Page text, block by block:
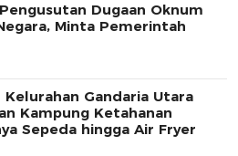
Dugaan Oknum
Minta Pemerintah
Kelurahan Gandaria Utara
Kampung Ketahanan
Sepeda hingga Air Fryer